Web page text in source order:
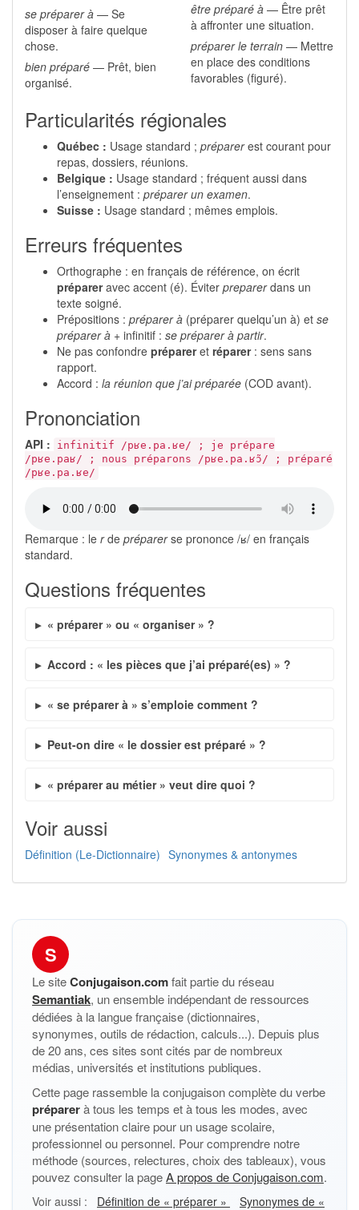
se préparer à — Se
disposer à faire quelque
chose.
bien préparé — Prêt, bien
organisé.
être préparé à — Être prêt
à affronter une situation.
préparer le terrain — Mettre
en place des conditions
favorables (figuré).
Particularités régionales
Québec : Usage standard ; préparerest courant pour
repas, dossiers, réunions.
Belgique : Usage standard ; fréquent aussi dans
l’enseignement : préparer un examen.
Suisse : Usage standard ; mêmes emplois.
Erreurs fréquentes
Orthographe : en français de référence, on écrit
prépareravec accent (é). Éviter preparerdans un
texte soigné.
Prépositions : préparer à (préparer quelqu’un à) et se
préparer à + infinitif : se préparer à partir.
Ne pas confondre prépareret réparer: sens sans
rapport.
Accord : la réunion que j’ai préparée (COD avant).
Prononciation
API :
infinitif /pʁe.pa.ʁe/ ; je prépare
/pʁe.paʁ/ ; nous préparons /pʁe.pa.ʁɔ̃/ ; préparé
/pʁe.pa.ʁe/
Remarque : le rde préparerse prononce /ʁ/ en français
standard.
Questions fréquentes
« préparer » ou « organiser » ?
Accord : « les pièces que j’ai préparé(es) » ?
« se préparer à » s’emploie comment ?
Peut-on dire « le dossier est préparé » ?
« préparer au métier » veut dire quoi ?
Voir aussi
Définition (Le-Dictionnaire) Synonymes & antonymes
S
Le siteConjugaison.comfait partie du réseau
Semantiak, un ensemble indépendant de ressources
dédiées à la langue française (dictionnaires,
synonymes, outils de rédaction, calculs...). Depuis plus
de 20 ans, ces sites sont cités par de nombreux
médias, universités et institutions publiques.
Cette page rassemble la conjugaison complète du verbe
préparerà tous les temps et à tous les modes, avec
une présentation claire pour un usage scolaire,
professionnel ou personnel. Pour comprendre notre
méthode (sources, relectures, choix des tableaux), vous
pouvez consulter la pageA propos de Conjugaison.com.
Voir aussi : Définition de « préparer »
Synonymes de «